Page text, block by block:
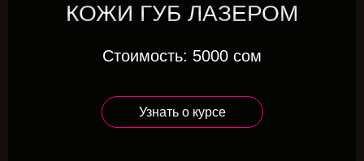
КОЖИ ГУБ ЛАЗЕРОМ
Стоимость: 5000 сом
Узнать о курсе